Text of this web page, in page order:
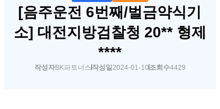
[음주운전 6번째/벌금약식기
소] 대전지방검찰청 20** 형제
****
작성자BK파트너스 작성일 2024-01-10 조회수4429